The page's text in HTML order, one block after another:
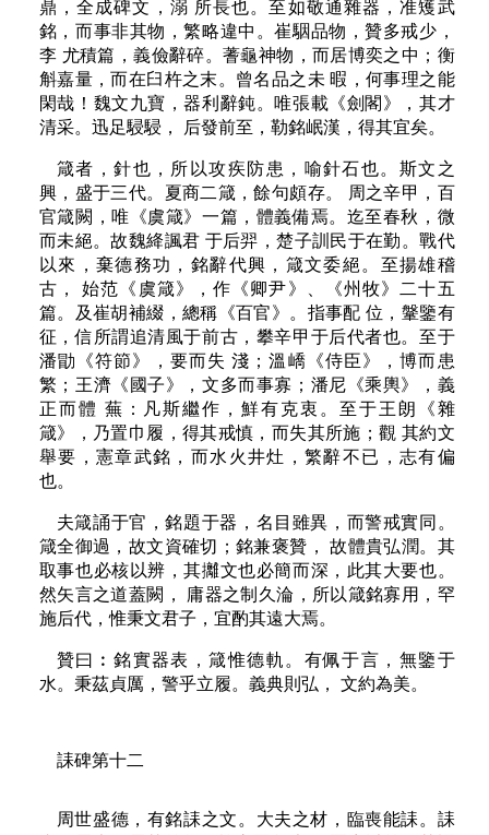
鼎，全成碑文，溺 所長也。至如敬通雜器，准矱武
銘，而事非其物，繁略違中。崔駰品物，贊多戒少，
李 尤積篇，義儉辭碎。蓍龜神物，而居博奕之中；衡
斛嘉量，而在臼杵之末。曾名品之未 暇，何事理之能
閑哉！魏文九寶，器利辭鈍。唯張載《劍閣》，其才
清采。迅足駸駸， 后發前至，勒銘岷漢，得其宜矣。
箴者，針也，所以攻疾防患，喻針石也。斯文之
興，盛于三代。夏商二箴，餘句頗存。 周之辛甲，百
官箴闕，唯《虞箴》一篇，體義備焉。迄至春秋，微
而未絕。故魏絳諷君 于后羿，楚子訓民于在勤。戰代
以來，棄德務功，銘辭代興，箴文委絕。至揚雄稽
古， 始范《虞箴》，作《卿尹》、《州牧》二十五
篇。及崔胡補綴，總稱《百官》。指事配 位，鞶鑒有
征，信所謂追清風于前古，攀辛甲于后代者也。至于
潘勖《符節》，要而失 淺；溫嶠《侍臣》，博而患
繁；王濟《國子》，文多而事寡；潘尼《乘輿》，義
正而體 蕪：凡斯繼作，鮮有克衷。至于王朗《雜
箴》，乃置巾履，得其戒慎，而失其所施；觀 其約文
舉要，憲章武銘，而水火井灶，繁辭不已，志有偏
也。
夫箴誦于官，銘題于器，名目雖異，而警戒實同。
箴全御過，故文資確切；銘兼褒贊， 故體貴弘潤。其
取事也必核以辨，其攡文也必簡而深，此其大要也。
然矢言之道蓋闕， 庸器之制久淪，所以箴銘寡用，罕
施后代，惟秉文君子，宜酌其遠大焉。
贊曰︰銘實器表，箴惟德軌。有佩于言，無鑒于
水。秉茲貞厲，警乎立履。義典則弘， 文約為美。
誄碑第十二
周世盛德，有銘誄之文。大夫之材，臨喪能誄。誄